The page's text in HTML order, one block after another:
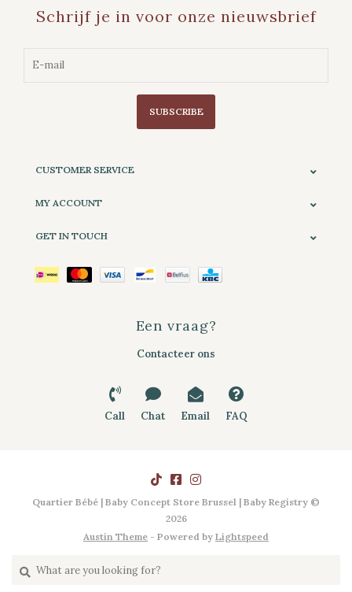
Schrijf je in voor onze nieuwsbrief
SUBSCRIBE
CUSTOMER SERVICE
MY ACCOUNT
GET IN TOUCH
Een vraag?
Contacteer ons
Call Chat Email FAQ
Quartier Bébé | Baby Concept Store Brussel | Baby Registry ©
2026
Austin Theme - Powered by Lightspeed